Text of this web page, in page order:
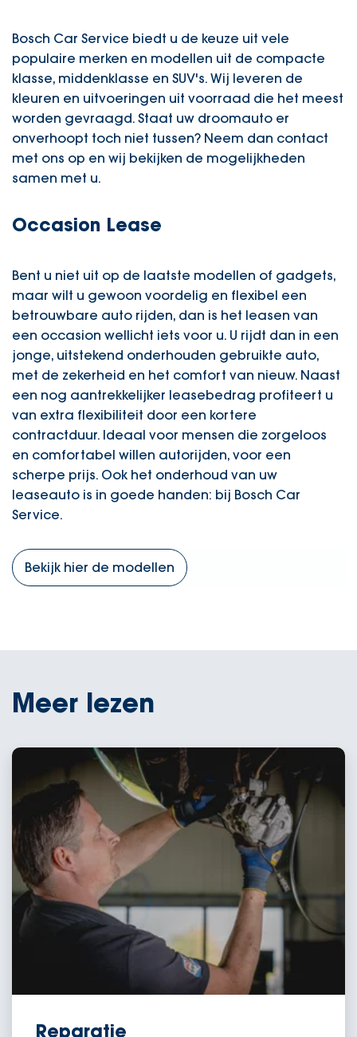
Bosch Car Service biedt u de keuze uit vele
populaire merken en modellen uit de compacte
klasse, middenklasse en SUV's. Wij leveren de
kleuren en uitvoeringen uit voorraad die het meest
worden gevraagd. Staat uw droomauto er
onverhoopt toch niet tussen? Neem dan contact
met ons op en wij bekijken de mogelijkheden
samen met u.
Occasion Lease
Bent u niet uit op de laatste modellen of gadgets,
maar wilt u gewoon voordelig en flexibel een
betrouwbare auto rijden, dan is het leasen van
een occasion wellicht iets voor u. U rijdt dan in een
jonge, uitstekend onderhouden gebruikte auto,
met de zekerheid en het comfort van nieuw. Naast
een nog aantrekkelijker leasebedrag profiteert u
van extra flexibiliteit door een kortere
contractduur. Ideaal voor mensen die zorgeloos
en comfortabel willen autorijden, voor een
scherpe prijs. Ook het onderhoud van uw
leaseauto is in goede handen: bij Bosch Car
Service.
Bekijk hier de modellen
Meer lezen
Reparatie